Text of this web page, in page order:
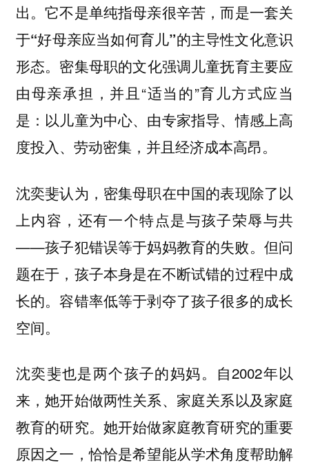
出。它不是单纯指母亲很辛苦，而是一套关
于“好母亲应当如何育儿”的主导性文化意识
形态。 密集母职的文化强调儿童抚育主要应
由母亲承担，并且“适当的”育儿方式应当
是：以儿童为中心、由专家指导、情感上高
度投入、劳动密集，并且经济成本高昂。
沈奕斐认为，密集母职在中国的表现除了以
上内容，还有一个特点是与孩子荣辱与共
——孩子犯错误等于妈妈教育的失败。但问
题在于，孩子本身是在不断试错的过程中成
长的。容错率低等于剥夺了孩子很多的成长
空间。
沈奕斐也是两个孩子的妈妈。自2002年以
来，她开始做两性关系、家庭关系以及家庭
教育的研究。她开始做家庭教育研究的重要
原因之一，恰恰是希望能从学术角度帮助解